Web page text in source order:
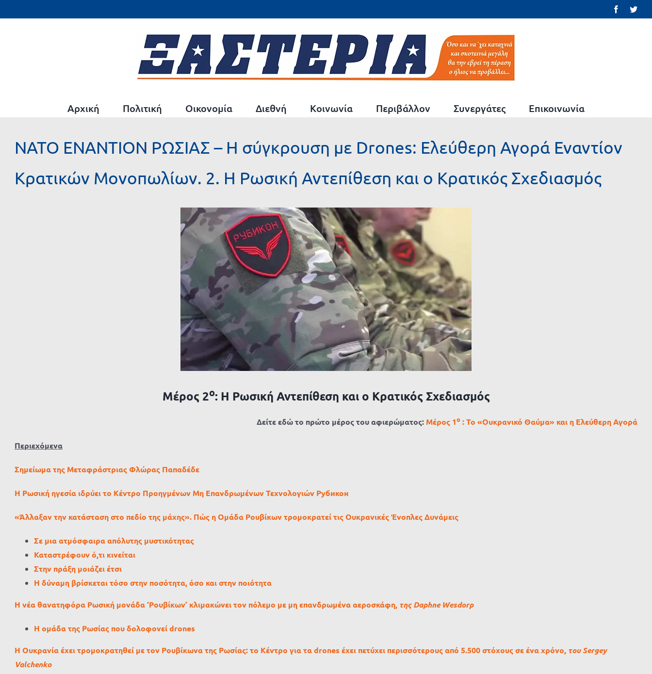
στο
Facebook
Αρχική Πολιτική Οικονομία Διεθνή Κοινωνία Περιβάλλον Συνεργάτες Επικοινωνία
ΝΑΤΟ ΕΝΑΝΤΙΟΝ ΡΩΣΙΑΣ – Η σύγκρουση με Drones: Ελεύθερη Αγορά Εναντίον
Κρατικών Μονοπωλίων. 2. Η Ρωσική Αντεπίθεση και ο Κρατικός Σχεδιασμός
Μέρος 2ο: Η Ρωσική Αντεπίθεση και ο Κρατικός Σχεδιασμός
Δείτε εδώ το πρώτο μέρος του αφιερώματος: Μέρος 1ο : Το «Ουκρανικό Θαύμα» και η Ελεύθερη Αγορά
Περιεχόμενα
Σημείωμα της Μεταφράστριας Φλώρας Παπαδέδε
Η Ρωσική ηγεσία ιδρύει το Κέντρο Προηγμένων Μη Επανδρωμένων Τεχνολογιών Рубикон
«Άλλαξαν την κατάσταση στο πεδίο της μάχης». Πώς η Ομάδα Ρουβίκων τρομοκρατεί τις Ουκρανικές Ένοπλες Δυνάμεις
Σε μια ατμόσφαιρα απόλυτης μυστικότητας
Καταστρέφουν ό,τι κινείται
Στην πράξη μοιάζει έτσι
Η δύναμη βρίσκεται τόσο στην ποσότητα, όσο και στην ποιότητα
Η νέα θανατηφόρα Ρωσική μονάδα ‘Ρουβίκων’ κλιμακώνει τον πόλεμο με μη επανδρωμένα αεροσκάφη, της Daphne Wesdorp
Η ομάδα της Ρωσίας που δολοφονεί drones
Η Ουκρανία έχει τρομοκρατηθεί με τον Ρουβίκωνα της Ρωσίας: το Κέντρο για τα drones έχει πετύχει περισσότερους από 5.500 στόχους σε ένα χρόνο, του Sergey
Valchenko